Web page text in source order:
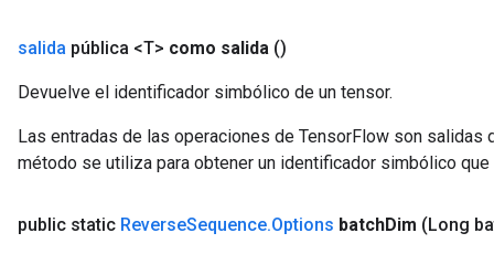
salida pública <T> como salida ()
Devuelve el identificador simbólico de un tensor.
Las entradas de las operaciones de TensorFlow son salidas
método se utiliza para obtener un identificador simbólico
public static ReverseSequence.Options batchDim (Long